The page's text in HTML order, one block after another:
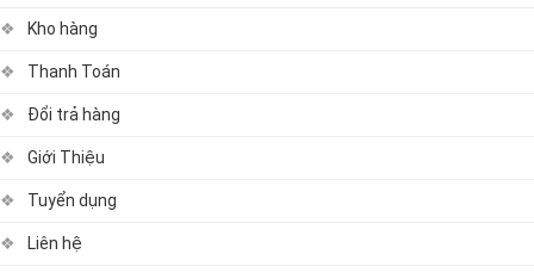
Kho hàng
Thanh Toán
Đổi trả hàng
Giới Thiệu
Tuyển dụng
Liên hệ